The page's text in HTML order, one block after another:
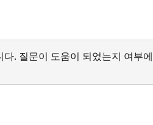
. 질문이 도움이 되었는지 여부